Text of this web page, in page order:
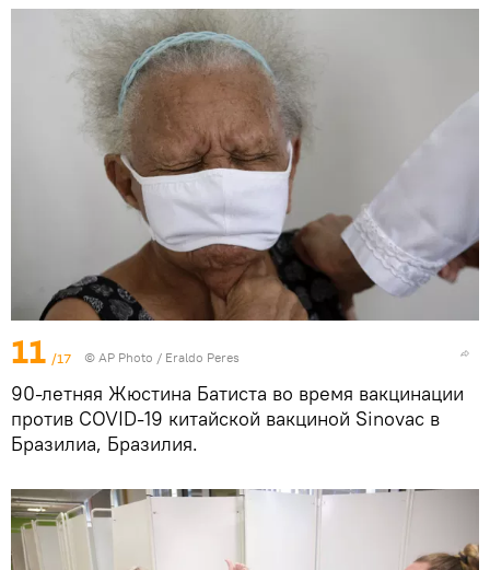
11 /17 © AP Photo / Eraldo Peres
90-летняя Жюстина Батиста во время вакцинации
против COVID-19 китайской вакциной Sinovac в
Бразилиа, Бразилия.